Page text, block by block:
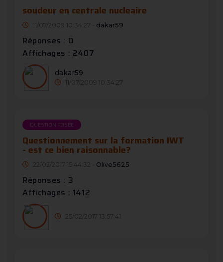
soudeur en centrale nucleaire
11/07/2009 10:34:27 - dakar59
Réponses : 0
Affichages : 2407
dakar59
11/07/2009 10:34:27
QUESTION POSÉE
Questionnement sur la formation IWT
- est ce bien raisonnable?
22/02/2017 15:44:32 - Olive5625
Réponses : 3
Affichages : 1412
25/02/2017 13:57:41